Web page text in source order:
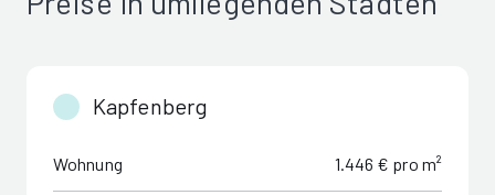
Kapfenberg
Wohnung 1.446 € pro m²